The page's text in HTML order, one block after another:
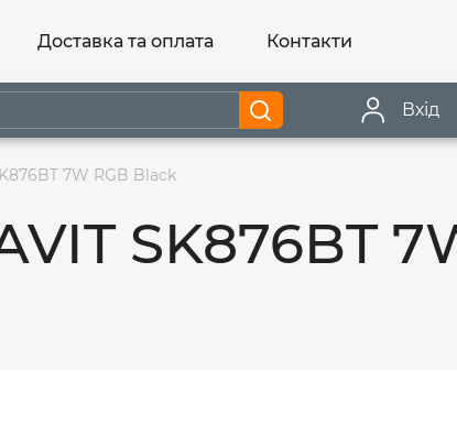
Доставка та оплата Контакти
Вхід
7W RGB Black
SK876BT